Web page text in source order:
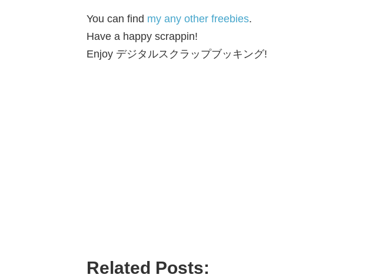
You can find my any other freebies.
Have a happy scrappin!
Enjoy デジタルスクラップブッキング!
Related Posts: